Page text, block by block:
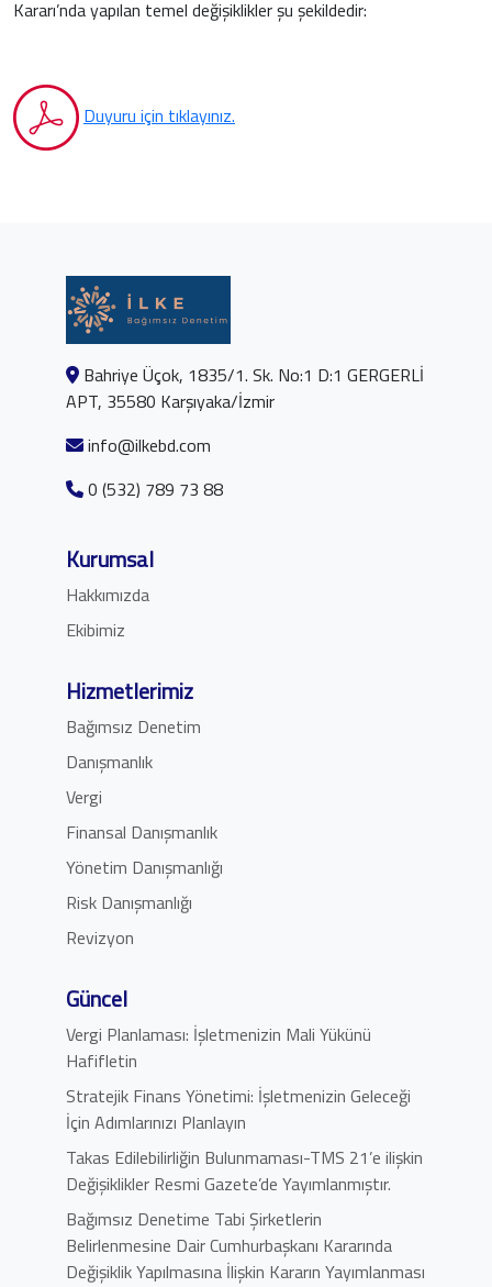
Kararı’nda yapılan temel değişiklikler şu şekildedir:
Duyuru için tıklayınız.
Bahriye Üçok, 1835/1. Sk. No:1 D:1 GERGERLİ
APT, 35580 Karşıyaka/İzmir
info@ilkebd.com
0 (532) 789 73 88
Kurumsal
Hakkımızda
Ekibimiz
Hizmetlerimiz
Bağımsız Denetim
Danışmanlık
Vergi
Finansal Danışmanlık
Yönetim Danışmanlığı
Risk Danışmanlığı
Revizyon
Güncel
Vergi Planlaması: İşletmenizin Mali Yükünü
Hafifletin
Stratejik Finans Yönetimi: İşletmenizin Geleceği
İçin Adımlarınızı Planlayın
Takas Edilebilirliğin Bulunmaması-TMS 21’e ilişkin
Değişiklikler Resmi Gazete’de Yayımlanmıştır.
Bağımsız Denetime Tabi Şirketlerin
Belirlenmesine Dair Cumhurbaşkanı Kararında
Değişiklik Yapılmasına İlişkin Kararın Yayımlanması